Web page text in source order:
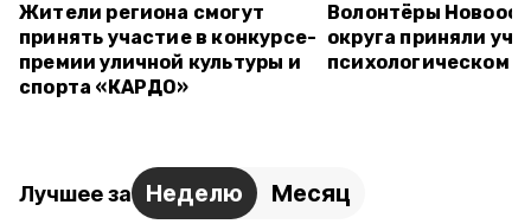
Жители региона смогут
принять участие в конкурсе-
премии уличной культуры и
спорта «КАРДО»
Волонтёры
округа приняли
психологическом
Лучшее за Неделю Месяц